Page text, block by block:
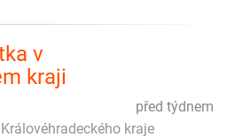
v
kraji
před týdnem
kraje